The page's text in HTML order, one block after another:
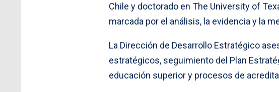
Chile y doctorado en The University of
marcada por el análisis, la evidencia y la
La Dirección de Desarrollo Estratégico
estratégicos, seguimiento del Plan
educación superior y procesos de